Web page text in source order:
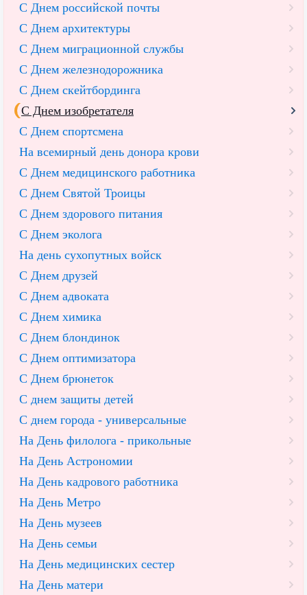
С Днем российской почты
С Днем архитектуры
С Днем миграционной службы
С Днем железнодорожника
С Днем скейтбординга
С Днем изобретателя
С Днем спортсмена
На всемирный день донора крови
С Днем медицинского работника
С Днем Святой Троицы
С Днем здорового питания
С Днем эколога
На день сухопутных войск
С Днем друзей
С Днем адвоката
С Днем химика
С Днем блондинок
С Днем оптимизатора
С Днем брюнеток
С днем защиты детей
С днем города - универсальные
На День филолога - прикольные
На День Астрономии
На День кадрового работника
На День Метро
На День музеев
На День семьи
На День медицинских сестер
На День матери